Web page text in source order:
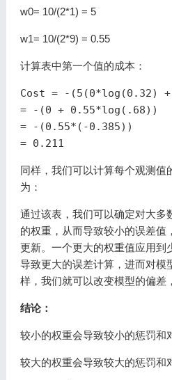
w0= 10/(2*1) = 5
w1= 10/(2*9) = 0.55
计算表中第一个值的成本：
Cost = -(5 (0*log (0 . 32) +
= -(0 + 0 . 55*log (. 68))
= -(0 . 55*(-0 . 385))
= 0 . 211
同样，我们可以计算每个观测值
为：
通过该表，我们可以确定对大多
的权重，从而导致较小的误差值
更新。一个更大的权重值应用到
导致更大的误差计算，进而对模
样，我们就可以改变模型的偏差
结论：
较小的权重会导致较小的惩罚和
较大的权重会导致较大的惩罚和